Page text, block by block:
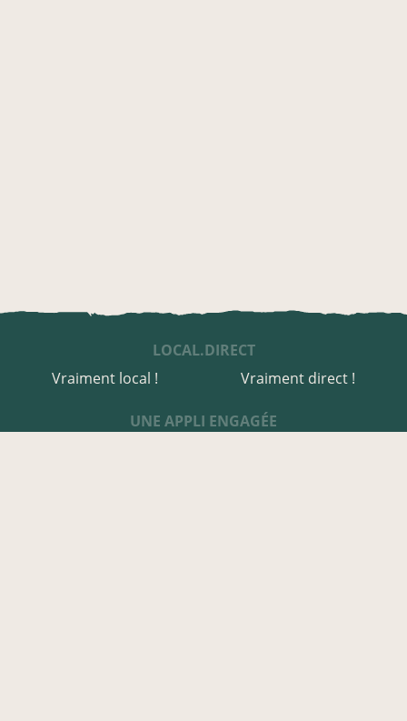
LOCAL.DIRECT
Vraiment local !
Vraiment direct !
UNE APPLI ENGAGÉE